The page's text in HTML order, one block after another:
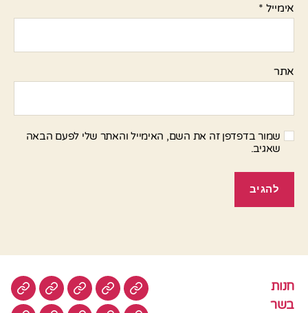
אימייל *
אתר
שמור בדפדפן זה את השם, האימייל והאתר שלי לפעם הבאה
שאגיב.
חנות
בשר
חנות בשר טבעוניסלטים